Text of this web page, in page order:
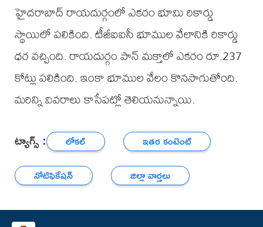
హైదరాబాద్ రాయదుర్గంలో ఎకరం భూమి రికార్డు
స్థాయిలో పలికింది. టీజీఐఐసీ భూముల వేలానికి రికార్డు
ధర వచ్చింది. రాయదుర్గం పాన్‌ మక్తాలో ఎకరం రూ.237
కోట్లు పలికింది. ఇంకా భూముల వేలం కొనసాగుతోంది.
మరిన్ని వివరాలు కాసేపట్లో తెలియనున్నాయి.
ట్యాగ్స్ : లోకల్
ఇతర కంటెంట్
నోటిఫికేషన్
జిల్లా వార్తలు